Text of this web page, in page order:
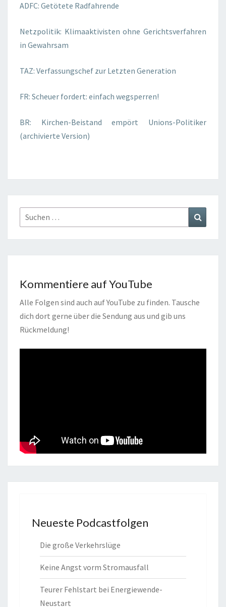
ADFC: Getötete Radfahrende
Netzpolitik: Klimaaktivisten ohne Gerichtsverfahren
in Gewahrsam
TAZ: Verfassungschef zur Letzten Generation
FR: Scheuer fordert: einfach wegsperren!
BR: Kirchen-Beistand empört Unions-Politiker
(archivierte Version)
Suchen
nach:
Kommentiere auf YouTube
Alle Folgen sind auch auf YouTube zu finden. Tausche
dich dort gerne über die Sendung aus und gib uns
Rückmeldung!
Neueste Podcastfolgen
Die große Verkehrslüge
Keine Angst vorm Stromausfall
Teurer Fehlstart bei Energiewende-
Neustart